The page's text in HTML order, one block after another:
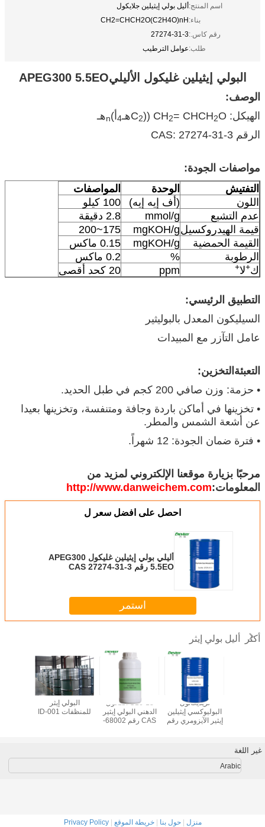
اسم المنتج:أليل بولي إيثيلين جلايكول
بناء:CH2=CHCH2O(C2H4O)nH
رقم كاس.:27274-31-3
طلب:عوامل الترطيب
البولي إيثيلين غليكول الأليلي APEG300 5.5EO
الوصف:
الهيكل: CH
2= CHCH2O ((C
2 هـ4أ)nهـ
الرقم CAS: 27274-31-3
مواصفات الجودة:
التفتيش
الوحدة
المواصفات
اللون
(أف إيه إيه)
100 كيلو
عدم التشبع
mmol/g
2.8 دقيقة
قيمة الهيدروكسيلmgKOH/g
175~200
القيمة الحمضية
mgKOH/g
0.15 ماكس
الرطوبة
%
0.2 ماكس
ك+لا+
ppm 20 كحد أقصى
التطبيق الرئيسي:
السيليكون المعدل بالبوليثير
عامل التآزر مع المبيدات
التعبئة التخزين:
• حزمة: وزن صافي 200 كجم في طبل الحديد.
• تخزينها في أماكن باردة وجافة ومتنفسة، وتخزينها بعيدا
عن أشعة الشمس والمطر.
• فترة ضمان الجودة: 12 شهراً.
مرحبًا بزيارة موقعنا الإلكتروني لمزيد من
المعلومات:http://www.danweichem.com
احصل على افضل سعر ل
أليلي بولي إيثيلين غليكول APEG300
5.5EO رقم CAS 27274-31-3
استمر
أكثر أليل بولي إيثر
البولي إيثر
للمنظفات ID-001
C16-18 الكحول
الدهني البولي إيثير
CAS رقم 68002-
تريديكانول
البوليوكسي إيثيلين
إيثير الآيزومري رقم
غير اللغة
Arabic
منزل |حول بنا |خريطة الموقع |
Privacy Policy